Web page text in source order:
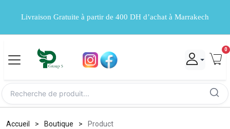
Livraison Gratuite à partir de 400 DH d’achat à Marrakech
0
Accueil Boutique Product